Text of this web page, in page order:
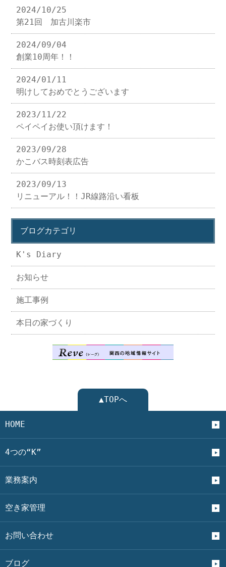
2024/10/25
第21回 加古川楽市
2024/09/04
創業10周年！！
2024/01/11
明けしておめでとうございます
2023/11/22
ペイペイお使い頂けます！
2023/09/28
かこバス時刻表広告
2023/09/13
リニューアル！！JR線路沿い看板
ブログカテゴリ
K's Diary
お知らせ
施工事例
本日の家づくり
▲TOPへ
HOME
4つの“K”
業務案内
空き家管理
お問い合わせ
ブログ